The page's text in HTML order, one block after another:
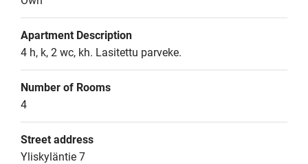
Apartment Description
4 h, k, 2 wc, kh. Lasitettu parveke.
Number of Rooms
4
Street address
Yliskyläntie 7